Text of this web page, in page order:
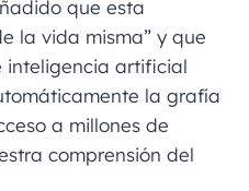
que esta
la vida misma” y que
inteligencia artificial
la grafía
a millones de
comprensión del